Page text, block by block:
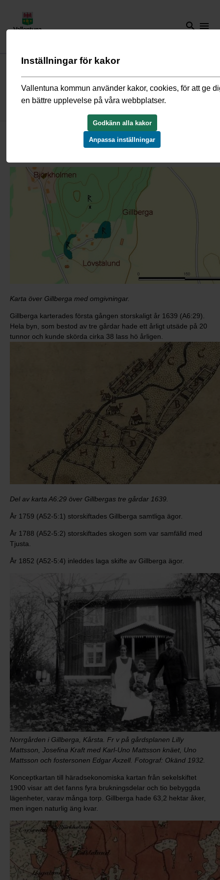
search menu
Start/Kultur och fritid/ Kultur/Kulturmiljöwebben
Gillberga
Gillberga ligger i nordvästra delen av Kårsta socken. Ägorna var
delade i tre delar. Gillberga by och inägor ligger strax nordost
Karta över Gillberga med omgivningar.
Gillberga karterades första gången storskaligt år 1639 (A6:29).
Hela byn, som bestod av tre gårdar hade ett årligt utsäde på 20
tunnor och kunde skörda cirka 38 lass hö årligen.
Del av karta A6:29 över Gillbergas tre gårdar 1639.
År 1759 (A52-5:1) storskiftades Gillberga samtliga ägor.
År 1788 (A52-5:2) storskiftades skogen som var samfälld med
Tjusta.
År 1852 (A52-5:4) inleddes laga skifte av Gillberga ägor.
Norrgården i Gillberga, Kårsta. Fr v på gårdsplanen Lilly
Mattsson, Josefina Kraft med Karl-Uno Mattsson knäet, Uno
Mattsson och fostersonen Edgar Axzell. Fotograf: Okänd 1932.
Konceptkartan till häradsekonomiska kartan från sekelskiftet
1900 visar att det fanns fyra brukningsdelar och tio bebyggda
lägenheter, varav många torp. Gillberga hade 63,2 hektar åker,
men ingen naturlig äng kvar.
Inställningar för kakor
Vallentuna kommun använder kakor, cookies, för att ge
en bättre upplevelse på våra webbplatser.
Godkänn alla kakor
Anpassa inställningar